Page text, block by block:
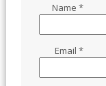
Name*
Email*